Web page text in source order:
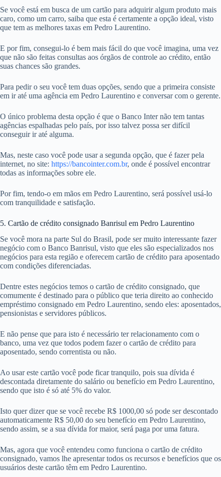
Se você está em busca de um cartão para adquirir algum produto mais
caro, como um carro, saiba que esta é certamente a opção ideal, visto
que tem as melhores taxas em Pedro Laurentino.
E por fim, consegui-lo é bem mais fácil do que você imagina, uma vez
que não são feitas consultas aos órgãos de controle ao crédito, então
suas chances são grandes.
Para pedir o seu você tem duas opções, sendo que a primeira consiste
em ir até uma agência em Pedro Laurentino e conversar com o gerente.
O único problema desta opção é que o Banco Inter não tem tantas
agências espalhadas pelo país, por isso talvez possa ser difícil
conseguir ir até alguma.
Mas, neste caso você pode usar a segunda opção, que é fazer pela
internet, no site: https://bancointer.com.br, onde é possível encontrar
todas as informações sobre ele.
Por fim, tendo-o em mãos em Pedro Laurentino, será possível usá-lo
com tranquilidade e satisfação.
5. Cartão de crédito consignado Banrisul em Pedro Laurentino
Se você mora na parte Sul do Brasil, pode ser muito interessante fazer
negócio com o Banco Banrisul, visto que eles são especializados nos
negócios para esta região e oferecem cartão de crédito para aposentado
com condições diferenciadas.
Dentre estes negócios temos o cartão de crédito consignado, que
comumente é destinado para o público que teria direito ao conhecido
empréstimo consignado em Pedro Laurentino, sendo eles: aposentados,
pensionistas e servidores públicos.
E não pense que para isto é necessário ter relacionamento com o
banco, uma vez que todos podem fazer o cartão de crédito para
aposentado, sendo correntista ou não.
Ao usar este cartão você pode ficar tranquilo, pois sua dívida é
descontada diretamente do salário ou benefício em Pedro Laurentino,
sendo que isto é só até 5% do valor.
Isto quer dizer que se você recebe R$ 1000,00 só pode ser descontado
automaticamente R$ 50,00 do seu benefício em Pedro Laurentino,
sendo assim, se a sua dívida for maior, será paga por uma fatura.
Mas, agora que você entendeu como funciona o cartão de crédito
consignado, vamos lhe apresentar todos os recursos e benefícios que os
usuários deste cartão têm em Pedro Laurentino.